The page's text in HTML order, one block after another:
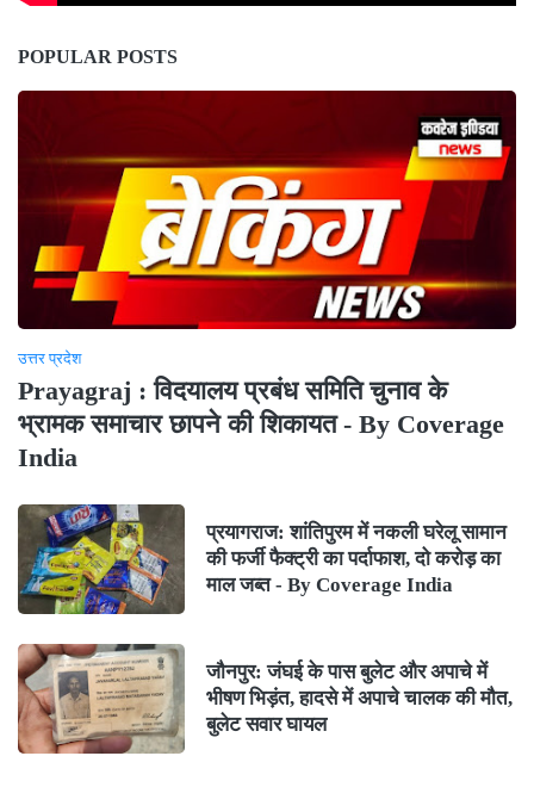
POPULAR POSTS
उत्तर प्रदेश
Prayagraj : विदयालय प्रबंध समिति चुनाव के
भ्रामक समाचार छापने की शिकायत - By Coverage
India
प्रयागराज: शांतिपुरम में नकली घरेलू सामान
की फर्जी फैक्ट्री का पर्दाफाश, दो करोड़ का
माल जब्त - By Coverage India
जौनपुर: जंघई के पास बुलेट और अपाचे में
भीषण भिड़ंत, हादसे में अपाचे चालक की मौत,
बुलेट सवार घायल